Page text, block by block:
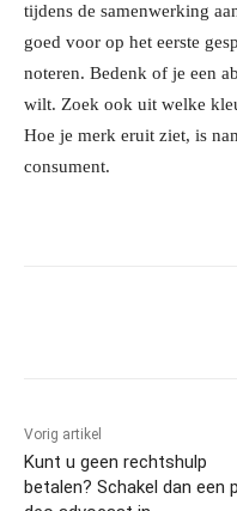
tijdens de samenwerking
goed voor op het eerste
noteren. Bedenk of je een
wilt. Zoek ook uit welke
Hoe je merk eruit ziet, is
consument.
Vorig artikel
Kunt u geen rechtshulp
betalen? Schakel dan een